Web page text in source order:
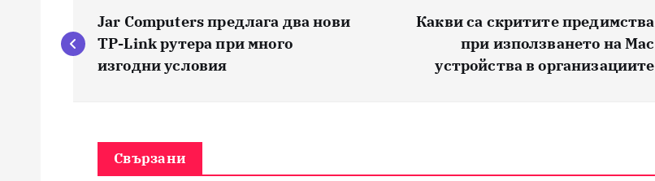
а
Jar Computers предлага два нови
TP-Link рутера при много
изгодни условия
Какви са скритите предимства
при използването на Mac
устройства в организациите
Свързани